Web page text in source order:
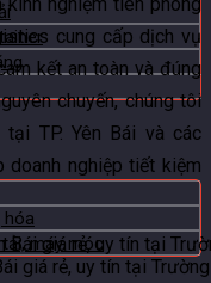
hóa
máy móc
cung cấp dịch vụ
kết an toàn và đúng
chuyến, chúng tôi
TP. Yên Bái và các
doanh nghiệp tiết kiệm
giá rẻ, uy tín tại